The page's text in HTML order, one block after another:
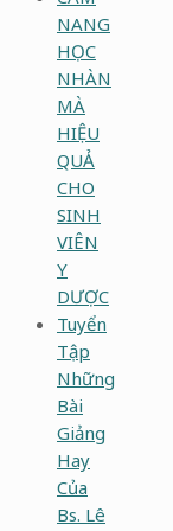
NANG
HỌC
NHÀN
MÀ
HIỆU
QUẢ
CHO
SINH
VIÊN
Y
DƯỢC
Tuyển
Tập
Những
Bài
Giảng
Hay
Của
Bs. Lê